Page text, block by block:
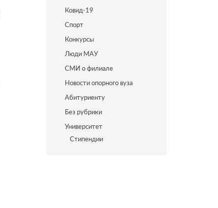
Ковид-19
Спорт
Конкурсы
Люди МАУ
СМИ о филиале
Новости опорного вуза
Абитуриенту
Без рубрики
Университет
Стипендии